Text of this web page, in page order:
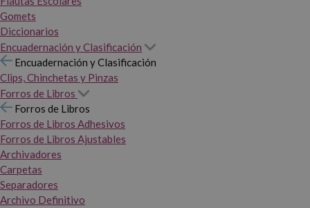
Gomets
Diccionarios
Encuadernación y Clasificación
Encuadernación y Clasificación
Clips, Chinchetas y Pinzas
Forros de Libros
Forros de Libros
Forros de Libros Adhesivos
Forros de Libros Ajustables
Archivadores
Carpetas
Separadores
Archivo Definitivo